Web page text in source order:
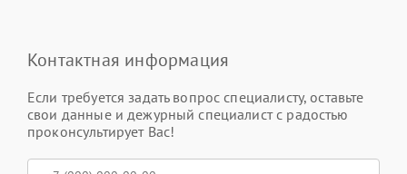
Контактная информация
Если требуется задать вопрос специалисту, оставьте
свои данные и дежурный специалист с радостью
проконсультирует Вас!